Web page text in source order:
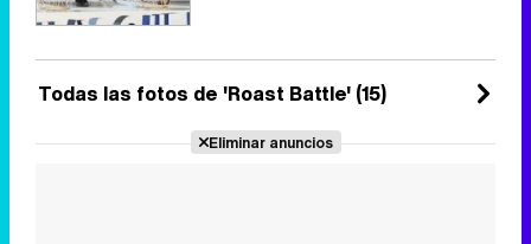
Todas las fotos de 'Roast Battle' (15)
Eliminar anuncios